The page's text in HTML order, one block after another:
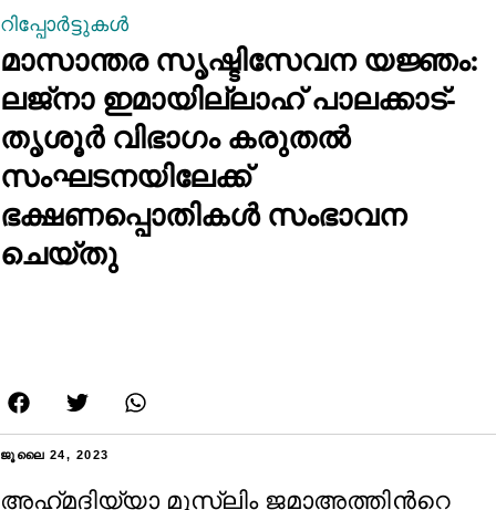
റിപ്പോര്‍ട്ടുകള്‍
മാസാന്തര സൃഷ്ടിസേവന യജ്ഞം:
ലജ്നാ ഇമായില്ലാഹ് പാലക്കാട്-
തൃശൂര്‍ വിഭാഗം കരുതല്‍
സംഘടനയിലേക്ക്
ഭക്ഷണപ്പൊതികള്‍ സംഭാവന
ചെയ്തു
ജൂലൈ 24, 2023
അഹ്‌മദിയ്യാ മുസ്‌ലിം ജമാഅത്തിന്‍റെ